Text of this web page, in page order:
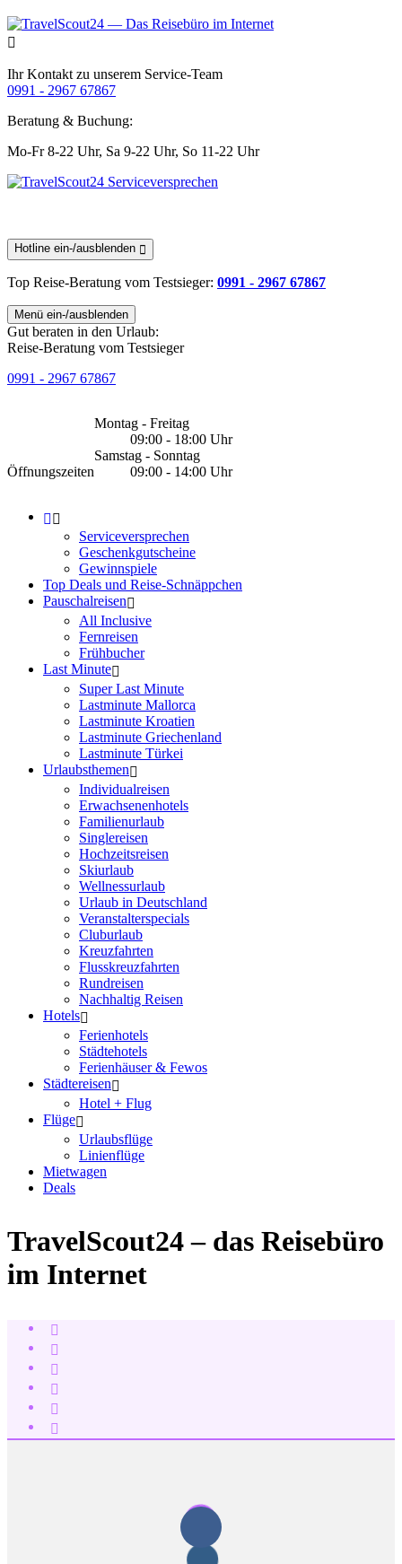
Ihr Kontakt zu unserem Service-Team
0991 - 2967 67867
Beratung & Buchung:
Mo-Fr 8-22 Uhr, Sa 9-22 Uhr, So 11-22 Uhr
Hotline ein-/ausblenden
Top Reise-Beratung vom Testsieger: 0991 - 2967 67867
Menü ein-/ausblenden
Gut beraten in den Urlaub:
Reise-Beratung vom Testsieger
0991 - 2967 67867
Öffnungszeiten
Montag - Freitag
09:00 - 18:00 Uhr
Samstag - Sonntag
09:00 - 14:00 Uhr
Serviceversprechen
Geschenkgutscheine
Gewinnspiele
Top Deals und Reise-Schnäppchen
Pauschalreisen
All Inclusive
Fernreisen
Frühbucher
Last Minute
Super Last Minute
Lastminute Mallorca
Lastminute Kroatien
Lastminute Griechenland
Lastminute Türkei
Urlaubsthemen
Individualreisen
Erwachsenenhotels
Familienurlaub
Singlereisen
Hochzeitsreisen
Skiurlaub
Wellnessurlaub
Urlaub in Deutschland
Veranstalterspecials
Cluburlaub
Kreuzfahrten
Flusskreuzfahrten
Rundreisen
Nachhaltig Reisen
Hotels
Ferienhotels
Städtehotels
Ferienhäuser & Fewos
Städtereisen
Hotel + Flug
Flüge
Urlaubsflüge
Linienflüge
Mietwagen
Deals
TravelScout24 – das Reisebüro
im Internet